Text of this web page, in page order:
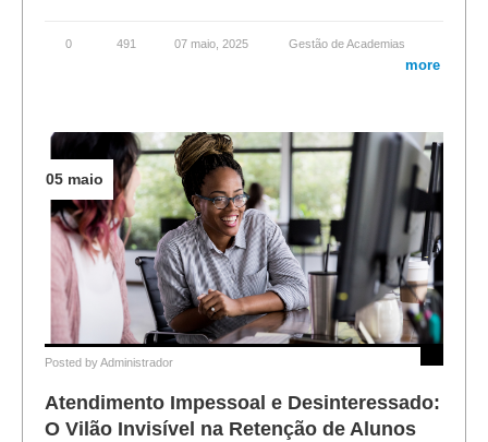
0 491 07 maio, 2025 Gestão de Academias
more
Posted byAdministrador
05 maio
Atendimento Impessoal e Desinteressado:
O Vilão Invisível na Retenção de Alunos